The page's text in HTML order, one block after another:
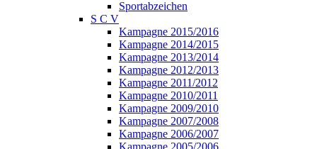
Sportabzeichen
S C V
Kampagne 2015/2016
Kampagne 2014/2015
Kampagne 2013/2014
Kampagne 2012/2013
Kampagne 2011/2012
Kampagne 2010/2011
Kampagne 2009/2010
Kampagne 2007/2008
Kampagne 2006/2007
Kampagne 2005/2006